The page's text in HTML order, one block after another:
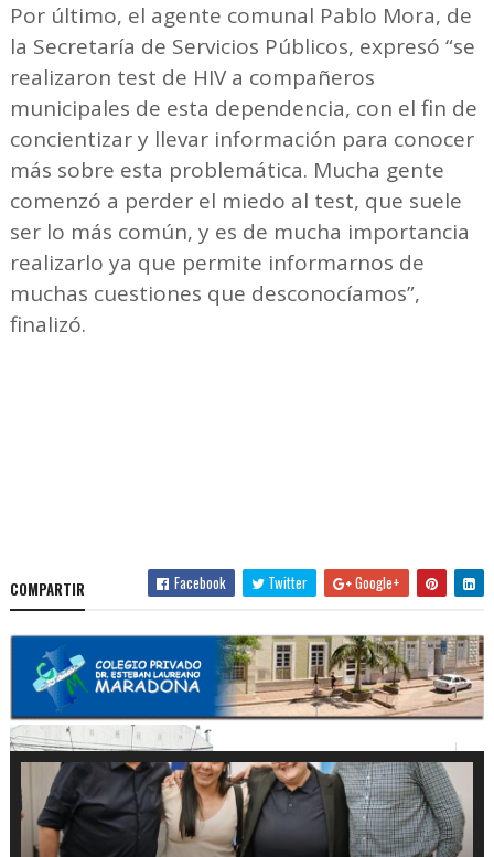
Por último, el agente comunal Pablo Mora, de
la Secretaría de Servicios Públicos, expresó “se
realizaron test de HIV a compañeros
municipales de esta dependencia, con el fin de
concientizar y llevar información para conocer
más sobre esta problemática. Mucha gente
comenzó a perder el miedo al test, que suele
ser lo más común, y es de mucha importancia
realizarlo ya que permite informarnos de
muchas cuestiones que desconocíamos”,
finalizó.
COMPARTIR Facebook Twitter Google+